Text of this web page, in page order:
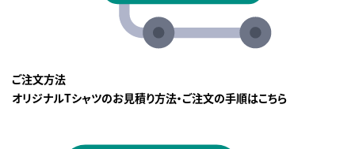
ご注文方法
オリジナルTシャツのお見積り方法・ご注文の手順はこちら